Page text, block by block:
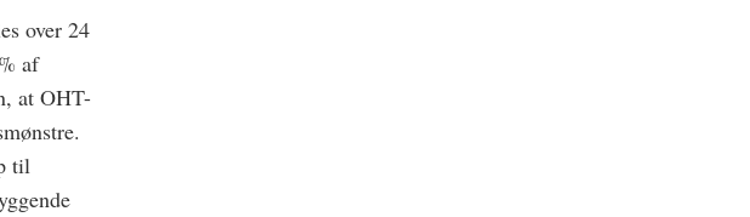
over 24
af
at OHT-
til